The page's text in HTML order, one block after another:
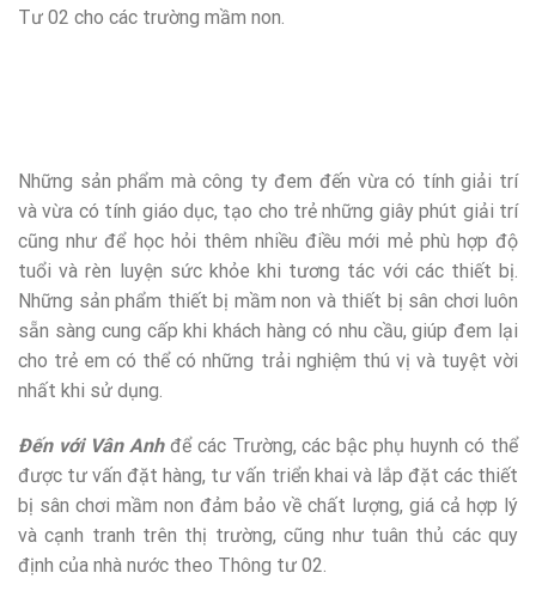
Tư 02 cho các trường mầm non.
Những sản phẩm mà công ty đem đến vừa có tính giải trí
và vừa có tính giáo dục, tạo cho trẻ những giây phút giải trí
cũng như để học hỏi thêm nhiều điều mới mẻ phù hợp độ
tuổi và rèn luyện sức khỏe khi tương tác với các thiết bị.
Những sản phẩm thiết bị mầm non và thiết bị sân chơi luôn
sẵn sàng cung cấp khi khách hàng có nhu cầu, giúp đem lại
cho trẻ em có thể có những trải nghiệm thú vị và tuyệt vời
nhất khi sử dụng.
Đến với Vân Anhđể các Trường, các bậc phụ huynh có thể
được tư vấn đặt hàng, tư vấn triển khai và lắp đặt các thiết
bị sân chơi mầm non đảm bảo về chất lượng, giá cả hợp lý
và cạnh tranh trên thị trường, cũng như tuân thủ các quy
định của nhà nước theo Thông tư 02.